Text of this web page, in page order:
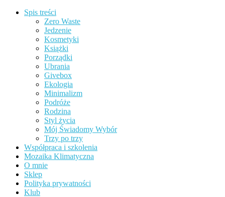
Spis treści
Zero Waste
Jedzenie
Kosmetyki
Książki
Porządki
Ubrania
Givebox
Ekologia
Minimalizm
Podróże
Rodzina
Styl życia
Mój Świadomy Wybór
Trzy po trzy
Współpraca i szkolenia
Mozaika Klimatyczna
O mnie
Sklep
Polityka prywatności
Klub